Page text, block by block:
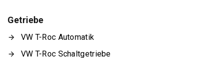
Getriebe
VW T-Roc Automatik
VW T-Roc Schaltgetriebe